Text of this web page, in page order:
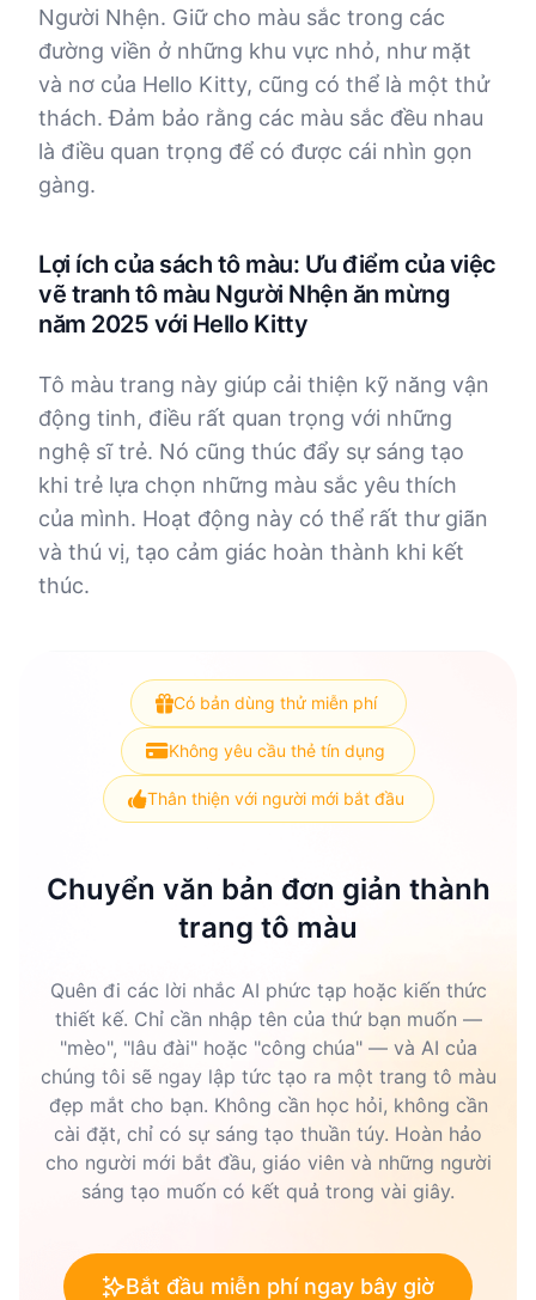
Người Nhện. Giữ cho màu sắc trong các
đường viền ở những khu vực nhỏ, như mặt
và nơ của Hello Kitty, cũng có thể là một thử
thách. Đảm bảo rằng các màu sắc đều nhau
là điều quan trọng để có được cái nhìn gọn
gàng.
Lợi ích của sách tô màu: Ưu điểm của việc
vẽ tranh tô màu Người Nhện ăn mừng
năm 2025 với Hello Kitty
Tô màu trang này giúp cải thiện kỹ năng vận
động tinh, điều rất quan trọng với những
nghệ sĩ trẻ. Nó cũng thúc đẩy sự sáng tạo
khi trẻ lựa chọn những màu sắc yêu thích
của mình. Hoạt động này có thể rất thư giãn
và thú vị, tạo cảm giác hoàn thành khi kết
thúc.
Có bản dùng thử miễn phí
Không yêu cầu thẻ tín dụng
Thân thiện với người mới bắt đầu
Chuyển văn bản đơn giản thành
trang tô màu
Quên đi các lời nhắc AI phức tạp hoặc kiến thức
thiết kế. Chỉ cần nhập tên của thứ bạn muốn —
"mèo", "lâu đài" hoặc "công chúa" — và AI của
chúng tôi sẽ ngay lập tức tạo ra một trang tô màu
đẹp mắt cho bạn. Không cần học hỏi, không cần
cài đặt, chỉ có sự sáng tạo thuần túy. Hoàn hảo
cho người mới bắt đầu, giáo viên và những người
sáng tạo muốn có kết quả trong vài giây.
Bắt đầu miễn phí ngay bây giờ